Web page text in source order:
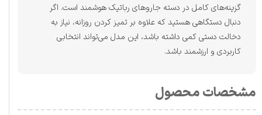
مشخصات محصول
گزینه‌های کامل در دسته جاروهای رباتیک هوشمند است. اگر
دنبال دستگاهی هستید که علاوه بر تمیز کردن روزانه، نیاز به
دخالت دستی کمی داشته باشد، این مدل می‌تواند انتخابی
کاربردی و ارزشمند باشد.